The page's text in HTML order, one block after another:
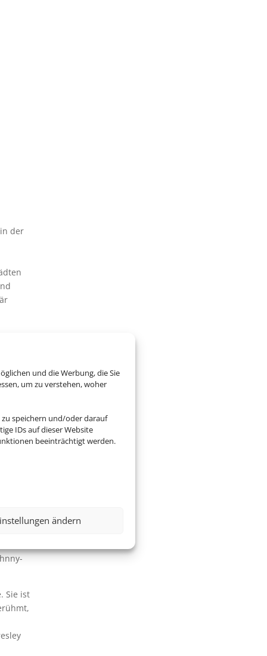
und die Werbung, die Sie
um zu verstehen, woher
speichern und/oder darauf
IDs auf dieser Website
beeinträchtigt werden.
ändern
der
der
Sie ist